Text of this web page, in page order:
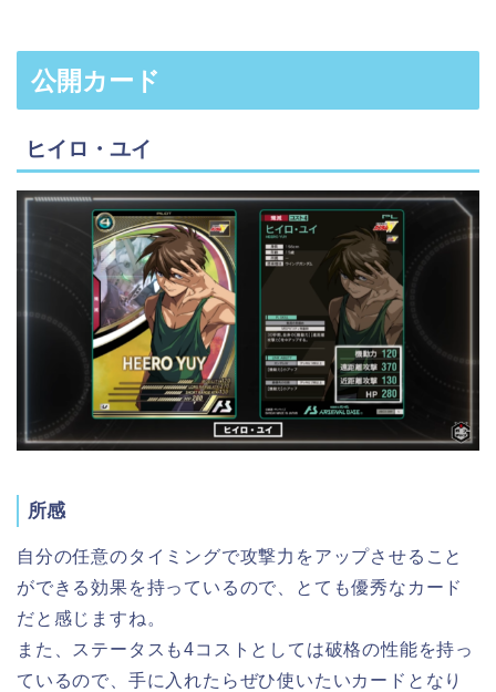
公開カード
ヒイロ・ユイ
所感
自分の任意のタイミングで攻撃力をアップさせること
ができる効果を持っているので、とても優秀なカード
だと感じますね。
また、ステータスも4コストとしては破格の性能を持っ
ているので、手に入れたらぜひ使いたいカードとなり